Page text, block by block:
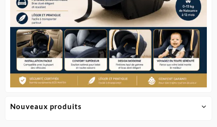
Nouveaux produits
produit